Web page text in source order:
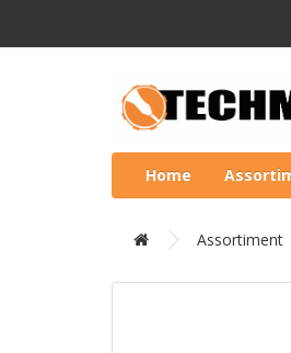
Home
Assortiment